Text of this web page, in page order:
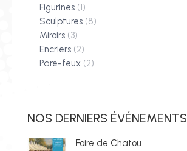
Figurines (1)
Sculptures (8)
Miroirs (3)
Encriers (2)
Pare-feux (2)
NOS DERNIERS ÉVÉNEMENTS
Foire de Chatou